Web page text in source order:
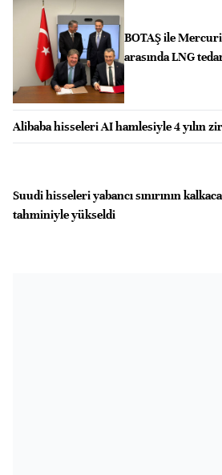
BOTAŞ ile
arasında LNG
Alibaba hisseleri AI hamlesiyle 4 yılın
Suudi hisseleri yabancı sınırının
tahminiyle yükseldi